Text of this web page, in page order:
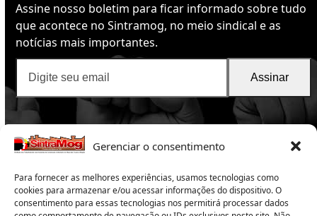
Gerenciar o consentimento
Para fornecer as melhores experiências, usamos tecnologias como
cookies para armazenar e/ou acessar informações do dispositivo. O
consentimento para essas tecnologias nos permitirá processar dados
Assine nosso boletim para ficar informado sobre tudo
que acontece no Sintramog, no meio sindical e as
notícias mais importantes.
seu
email
Assinar